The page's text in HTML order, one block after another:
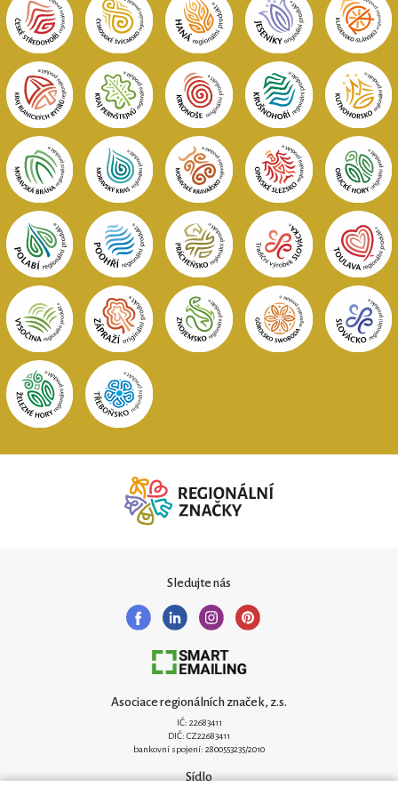
Sledujte nás
Asociace regionálních značek, z.s.
IČ: 22683411
DIČ: CZ22683411
bankovní spojení: 2800553235/2010
Sídlo